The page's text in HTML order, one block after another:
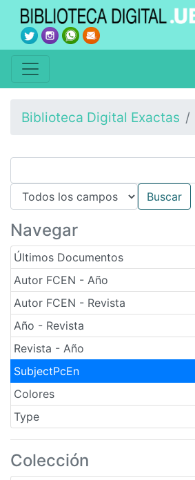
Biblioteca Digital Exactas
Navegar
Últimos Documentos
Autor FCEN - Año
Autor FCEN - Revista
Año - Revista
Revista - Año
SubjectPcEn
Colores
Type
Colección